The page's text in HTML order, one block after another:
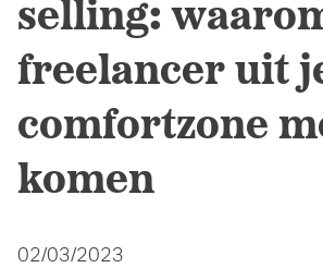
selling:
freelancer uit
comfortzone
komen
02/03/2023